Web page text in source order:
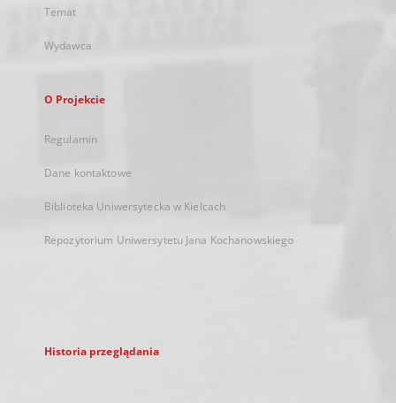
Temat
Wydawca
O Projekcie
Regulamin
Dane kontaktowe
Biblioteka Uniwersytecka w Kielcach
Repozytorium Uniwersytetu Jana Kochanowskiego
Historia przeglądania